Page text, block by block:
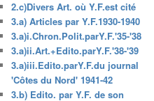
2.c)Divers Art. où Y.F.est cité
3.a) Articles par Y.F.1930-1940
3.a)i.Chron.Polit.parY.F.'35-'38
3.a)ii.Art.+Edito.parY.F.'38-'39
3.a)iii.Edito.parY.F.du journal
'Côtes du Nord' 1941-42
3.b) Edito. par Y.F. de son